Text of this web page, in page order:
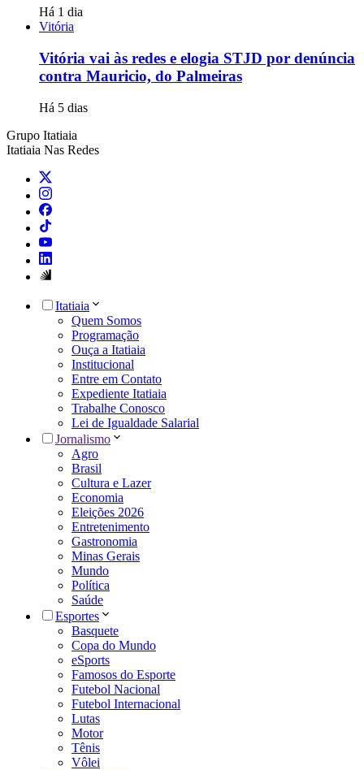
Há 1 dia
Vitória
Vitória vai às redes e elogia STJD por denúncia
contra Mauricio, do Palmeiras
Há 5 dias
Grupo Itatiaia
Itatiaia Nas Redes
Itatiaia
Quem Somos
Programação
Ouça a Itatiaia
Institucional
Entre em Contato
Expediente Itatiaia
Trabalhe Conosco
Lei de Igualdade Salarial
Jornalismo
Agro
Brasil
Cultura e Lazer
Economia
Eleições 2026
Entretenimento
Gastronomia
Minas Gerais
Mundo
Política
Saúde
Esportes
Basquete
Copa do Mundo
eSports
Famosos do Esporte
Futebol Nacional
Futebol Internacional
Lutas
Motor
Tênis
Vôlei